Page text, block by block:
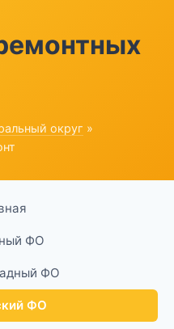
округ »
ФО
ФО
ФО